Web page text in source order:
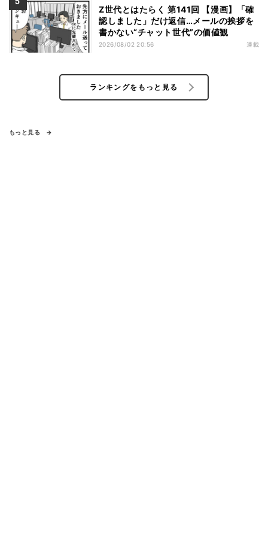
Z世代とはたらく 第141回 【漫画】「確
認しました」だけ返信…メールの挨拶を
書かない“チャット世代”の価値観
2026/08/02 20:56 連載
ランキングをもっと見る
もっと見る